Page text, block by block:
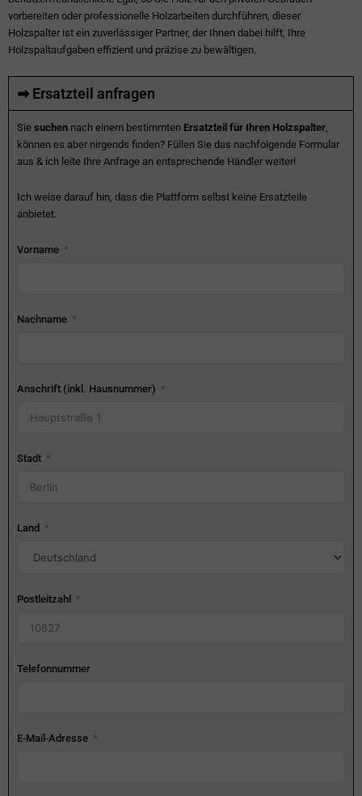
vorbereiten oder professionelle Holzarbeiten durchführen, dieser
Holzspalter ist ein zuverlässiger Partner, der Ihnen dabei hilft, Ihre
Holzspaltaufgaben effizient und präzise zu bewältigen.
➡ Ersatzteil anfragen
Sie suchen nach einem bestimmten Ersatzteil für Ihren Holzspalter,
können es aber nirgends finden? Füllen Sie das nachfolgende Formular
aus & ich leite Ihre Anfrage an entsprechende Händler weiter!
Ich weise darauf hin, dass die Plattform selbst keine Ersatzteile
anbietet.
Vorname
Nachname
Anschrift (inkl. Hausnummer)
Stadt
Land
Postleitzahl
Telefonnummer
E-Mail-Adresse